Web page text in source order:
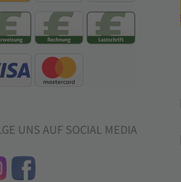
UNS AUF SOCIAL MEDIA